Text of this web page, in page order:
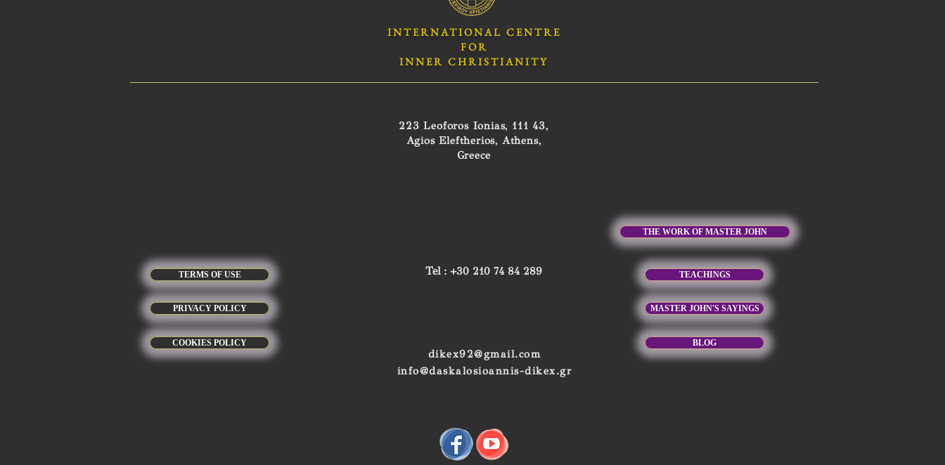
INTERNATIONAL CENTRE
FOR
INNER CHRISTIANITY
223 Leoforos Ionias, 111 43,
Agios Eleftherios, Athens,
Greece
THE WORK OF MASTER JOHN
TERMS OF USE
PRIVACY POLICY
Tel : +30 210 74 84 289 TEACHINGS
MASTER JOHN'S SAYINGS
COOKIES POLICY
dikex92@gmail.com
info@daskalosioannis-dikex.gr
BLOG